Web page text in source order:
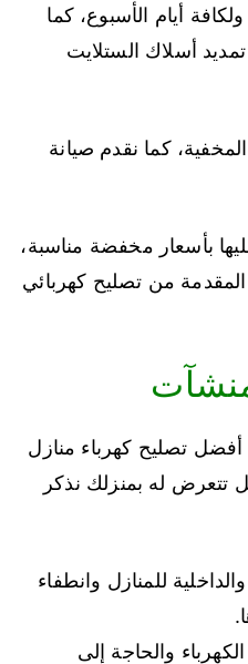
أيام الأسبوع، كما
أسلاك الستلايت
كما نقدم صيانة
بأسعار مخفضة مناسبة،
من تصليح كهربائي
تصليح كهرباء منازل
له بمنزلك نذكر
للمنازل وانطفاء
والحاجة إلى